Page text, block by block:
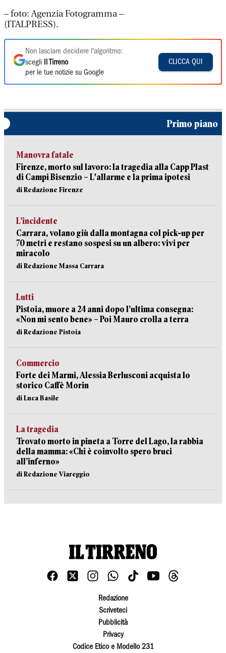
– foto: Agenzia Fotogramma –
(ITALPRESS).
Non lasciare decidere l'algoritmo:
scegli
Il Tirreno
per le tue notizie su Google
CLICCA QUI
Primo piano
Manovra fatale
Firenze, morto sul lavoro: la tragedia alla Capp Plast
di Campi Bisenzio – L'allarme e la prima ipotesi
di Redazione Firenze
L’incidente
Carrara, volano giù dalla montagna col pick-up per
70 metri e restano sospesi su un albero: vivi per
miracolo
di Redazione Massa Carrara
Lutti
Pistoia, muore a 24 anni dopo l’ultima consegna:
«Non mi sento bene» – Poi Mauro crolla a terra
di Redazione Pistoia
Commercio
Forte dei Marmi, Alessia Berlusconi acquista lo
storico Caffè Morin
di Luca Basile
La tragedia
Trovato morto in pineta a Torre del Lago, la rabbia
della mamma: «Chi è coinvolto spero bruci
all’inferno»
di Redazione Viareggio
Redazione
Scriveteci
Pubblicità
Privacy
Codice Etico e Modello 231